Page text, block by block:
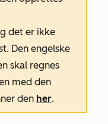
det er ikke
Den engelske
skal regnes
med den
den her.